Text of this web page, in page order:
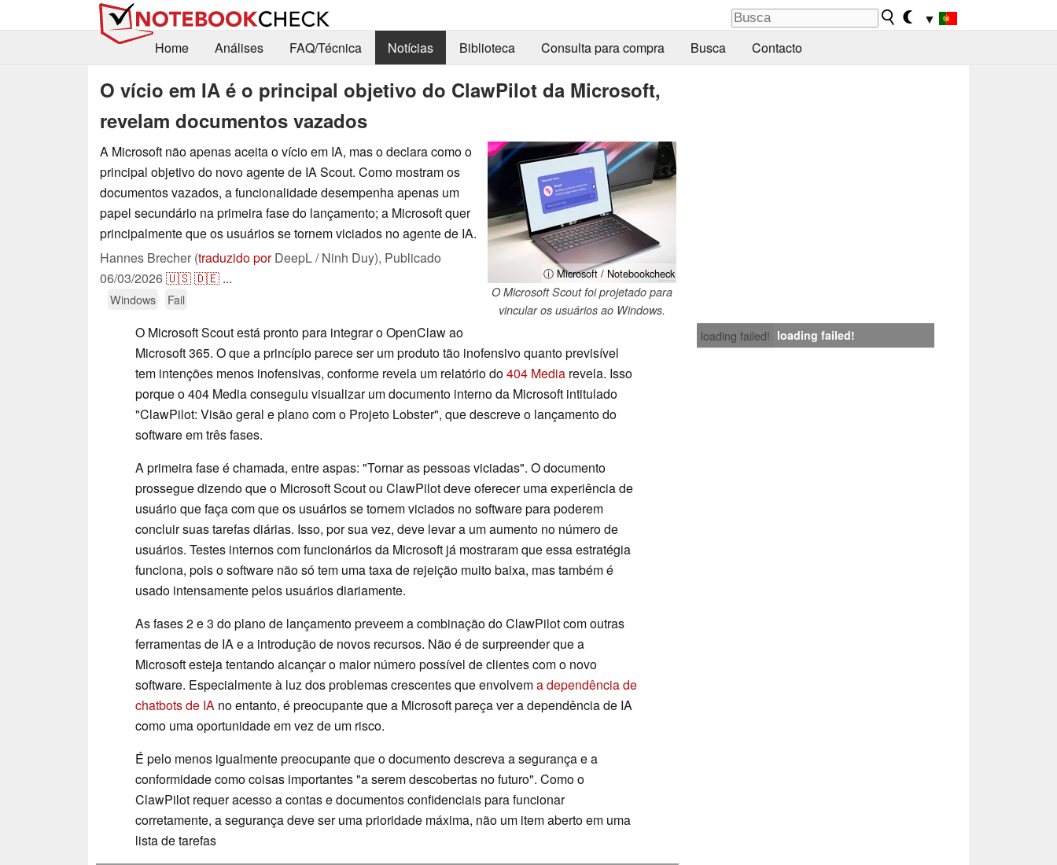
▼
Home
Análises FAQ/Técnica Notícias Biblioteca Consulta para compra Busca Contacto
O vício em IA é o principal objetivo do ClawPilot da Microsoft,
revelam documentos vazados
ⓘ Microsoft / Notebookcheck
O Microsoft Scout foi projetado para
vincular os usuários ao Windows.
A Microsoft não apenas aceita o vício em IA, mas o declara como o
principal objetivo do novo agente de IA Scout. Como mostram os
documentos vazados, a funcionalidade desempenha apenas um
papel secundário na primeira fase do lançamento; a Microsoft quer
principalmente que os usuários se tornem viciados no agente de IA.
Hannes Brecher (traduzido porDeepL / Ninh Duy), Publicado
06/03/2026🇺🇸🇩🇪 ...
Windows Fail
loading failed! loading failed!
O Microsoft Scout está pronto para integrar o OpenClaw ao
Microsoft 365. O que a princípio parece ser um produto tão inofensivo quanto previsível
tem intenções menos inofensivas, conforme revela um relatório do404 Media revela. Isso
porque o 404 Media conseguiu visualizar um documento interno da Microsoft intitulado
"ClawPilot: Visão geral e plano com o Projeto Lobster", que descreve o lançamento do
software em três fases.
A primeira fase é chamada, entre aspas: "Tornar as pessoas viciadas". O documento
prossegue dizendo que o Microsoft Scout ou ClawPilot deve oferecer uma experiência de
usuário que faça com que os usuários se tornem viciados no software para poderem
concluir suas tarefas diárias. Isso, por sua vez, deve levar a um aumento no número de
usuários. Testes internos com funcionários da Microsoft já mostraram que essa estratégia
funciona, pois o software não só tem uma taxa de rejeição muito baixa, mas também é
usado intensamente pelos usuários diariamente.
As fases 2 e 3 do plano de lançamento preveem a combinação do ClawPilot com outras
ferramentas de IA e a introdução de novos recursos. Não é de surpreender que a
Microsoft esteja tentando alcançar o maior número possível de clientes com o novo
software. Especialmente à luz dos problemas crescentes que envolvema dependência de
chatbots de IA no entanto, é preocupante que a Microsoft pareça ver a dependência de IA
como uma oportunidade em vez de um risco.
É pelo menos igualmente preocupante que o documento descreva a segurança e a
conformidade como coisas importantes "a serem descobertas no futuro". Como o
ClawPilot requer acesso a contas e documentos confidenciais para funcionar
corretamente, a segurança deve ser uma prioridade máxima, não um item aberto em uma
lista de tarefas